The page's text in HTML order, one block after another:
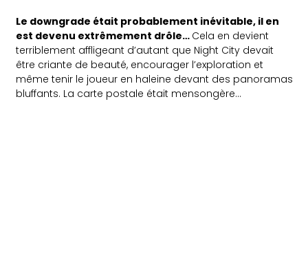
Le downgrade était probablement inévitable, il en
est devenu extrêmement drôle… Cela en devient
terriblement affligeant d’autant que Night City devait
être criante de beauté, encourager l’exploration et
même tenir le joueur en haleine devant des panoramas
bluffants. La carte postale était mensongère…